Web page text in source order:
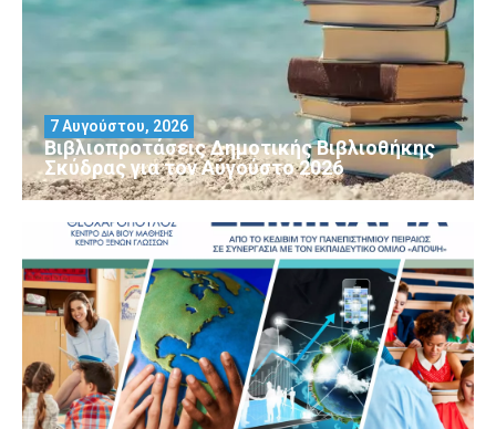
Βιβλιοπροτάσεις Δημοτικής Βιβλιοθήκης
Σκύδρας για τον Αύγούστο 2026
7 Αυγούστου, 2026